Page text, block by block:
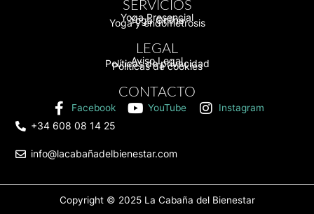
SERVICIOS
Yoga Presencial
Yoga Online
Yoga y endometrosis
LEGAL
Aviso Legal
Políticas de privacidad
Políticas de cookies
CONTACTO
Facebook YouTube Instagram
+34 608 08 14 25
info@lacabañadelbienestar.com
Copyright © 2025 La Cabaña del Bienestar